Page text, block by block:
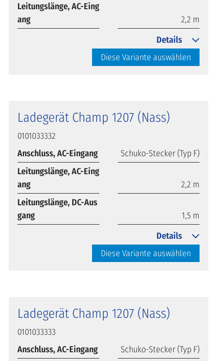
Leitungslänge, AC-Eing
ang
2,2 m
Diese Variante auswählen
Details
Ladegerät Champ 1207 (Nass)
0101033332
Anschluss, AC-Eingang
Schuko-Stecker (Typ F)
Leitungslänge, AC-Eing
ang
2,2 m
Leitungslänge, DC-Aus
gang
1,5 m
Diese Variante auswählen
Details
Ladegerät Champ 1207 (Nass)
0101033333
Anschluss, AC-Eingang
Schuko-Stecker (Typ F)